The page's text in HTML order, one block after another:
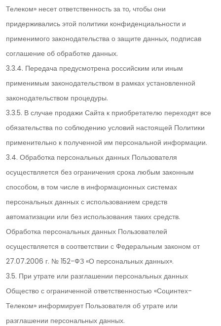
Телеком» несет ответственность за то, чтобы они
придерживались этой политики конфиденциальности и
применимого законодательства о защите данных, подписав
соглашение об обработке данных.
3.3.4. Передача предусмотрена российским или иным
применимым законодательством в рамках установленной
законодательством процедуры.
3.3.5. В случае продажи Сайта к приобретателю переходят все
обязательства по соблюдению условий настоящей Политики
применительно к полученной им персональной информации.
3.4. Обработка персональных данных Пользователя
осуществляется без ограничения срока любым законным
способом, в том числе в информационных системах
персональных данных с использованием средств
автоматизации или без использования таких средств.
Обработка персональных данных Пользователей
осуществляется в соответствии с Федеральным законом от
27.07.2006 г. № 152-ФЗ «О персональных данных».
3.5. При утрате или разглашении персональных данных
Общество с ограниченной ответственностью «Социнтех-
Телеком» информирует Пользователя об утрате или
разглашении персональных данных.